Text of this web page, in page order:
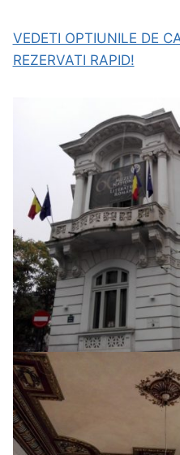
VEDETI OPTIUNILE DE
REZERVATI RAPID!